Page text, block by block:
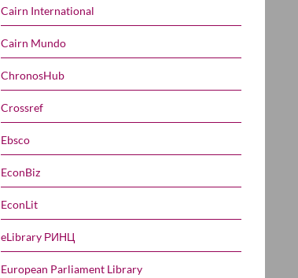
Cairn International
Cairn Mundo
ChronosHub
Crossref
Ebsco
EconBiz
EconLit
eLibrary РИНЦ
European Parliament Library